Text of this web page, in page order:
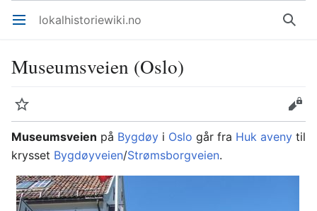
Åpne hovedmenyen lokalhistoriewiki.no Søk
Museumsveien (Oslo)
Overvåk
Rediger
Museumsveien på Bygdøy i Oslo går fra Huk aveny til
krysset Bygdøyveien/Strømsborgveien.